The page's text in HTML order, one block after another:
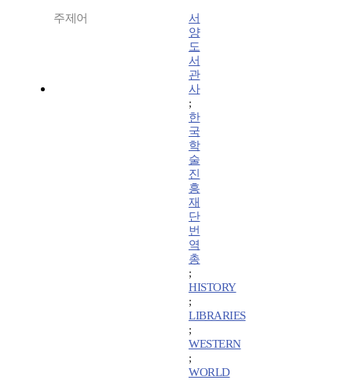
주제어
서
양
도
서
관
사
;
한
국
학
술
진
흥
재
단
번
역
총
;
HISTORY
;
LIBRARIES
;
WESTERN
;
WORLD